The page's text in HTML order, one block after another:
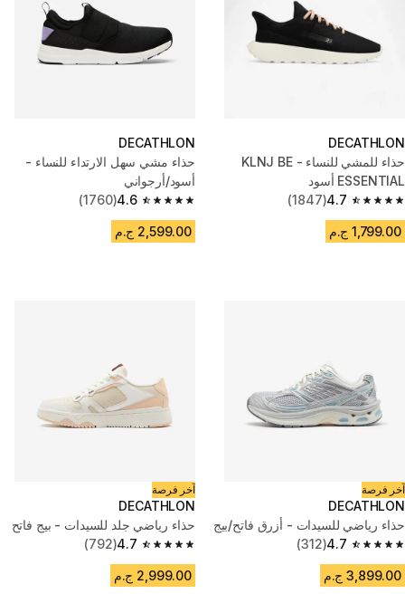
DECATHLON
حذاء للمشي للنساء - KLNJ BE
ESSENTIAL أسود
4.7
4.7 out of 5 stars from 1847 reviews
(1847)
1,799.00 ج.م
DECATHLON
حذاء مشي سهل الارتداء للنساء -
أسود/أرجواني
4.6
4.6 out of 5 stars from 1760 reviews
(1760)
2,599.00 ج.م
آخر فرصة
DECATHLON
حذاء رياضي للسيدات - أزرق فاتح/بيج
4.7
4.7 out of 5 stars from 312 reviews
(312)
3,899.00 ج.م
آخر فرصة
DECATHLON
حذاء رياضي جلد للسيدات - بيج فاتح
4.7
4.7 out of 5 stars from 792 reviews
(792)
2,999.00 ج.م